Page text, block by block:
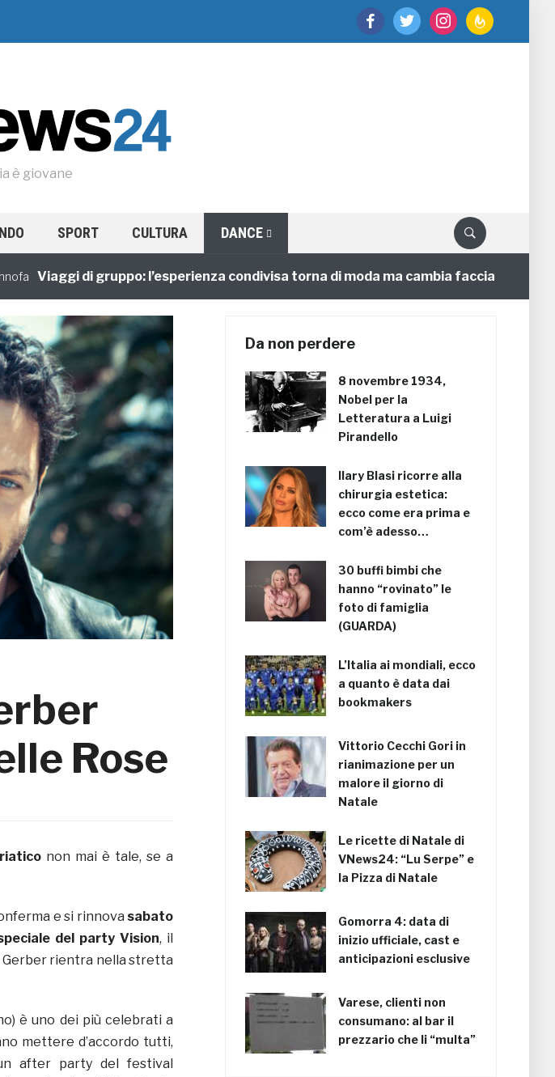
facebooktwitter instagramfeedburner
è giovane
SPORT CULTURA DANCE
Viaggi di gruppo: l’esperienza condivisa torna di moda ma cambia faccia
Rose
non mai è tale, se a
e si rinnova sabato
del party Vision, il
Gerber rientra nella stretta
è uno dei più celebrati a
mettere d’accordo tutti,
after party del festival
Da non perdere
8 novembre 1934,
Nobel per la
Letteratura a Luigi
Pirandello
Ilary Blasi ricorre alla
chirurgia estetica:
ecco come era prima e
com’è adesso…
30 buffi bimbi che
hanno “rovinato” le
foto di famiglia
(GUARDA)
L’Italia ai mondiali, ecco
a quanto è data dai
bookmakers
Vittorio Cecchi Gori in
rianimazione per un
malore il giorno di
Natale
Le ricette di Natale di
VNews24: “Lu Serpe” e
la Pizza di Natale
Gomorra 4: data di
inizio ufficiale, cast e
anticipazioni esclusive
Varese, clienti non
consumano: al bar il
prezzario che li “multa”